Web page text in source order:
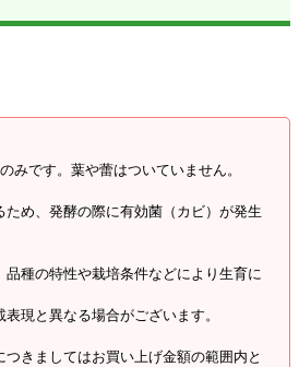
みです。葉や蕾はついていません。
め、発酵の際に有効菌（カビ）が発生
種の特性や栽培条件などにより生育に
現と異なる場合がございます。
きましてはお買い上げ金額の範囲内と